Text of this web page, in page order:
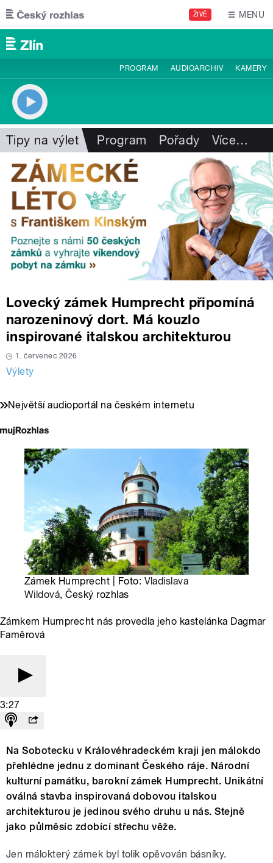
Přejít k hlavnímu obsahu
ŽIVĚ MENU
PROGRAM AUDIOARCHIV KAMERY
Tipy na výlet Program Pořady Více…
Lovecký zámek Humprecht připomíná
narozeninový dort. Má kouzlo
inspirované italskou architekturou
1. červenec 2026
Výlety
Největší audioportál na českém internetu
Zámek Humprecht | Foto: Vladislava
Wildová, Český rozhlas
Zámkem Humprecht nás provedla jeho kastelánka Dagmar
Faměrová
3:27
Na Sobotecku v Královéhradeckém kraji jen málokdo
přehlédne jednu z dominant Českého ráje. Národní
kulturní památku, barokní zámek Humprecht. Unikátní
oválná stavba inspirovaná dobovou italskou
architekturou je jedinou svého druhu u nás. Stejně
jako půlměsíc zdobící střechu věže.
Jen málokterý zámek byl tolik opěvován básníky.